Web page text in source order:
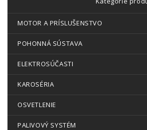
MOTOR A PRÍSLUŠENSTVO
POHONNÁ SÚSTAVA
ELEKTROSÚČASTI
KAROSÉRIA
OSVETLENIE
PALIVOVÝ SYSTÉM